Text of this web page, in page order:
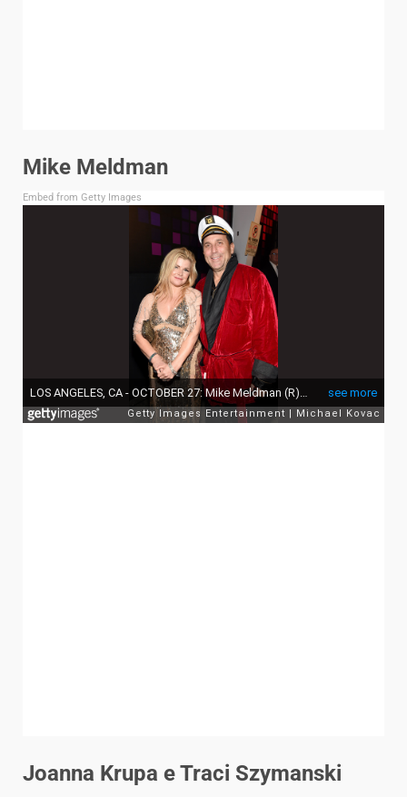
Mike Meldman
Embed from Getty Images
Joanna Krupa e Traci Szymanski